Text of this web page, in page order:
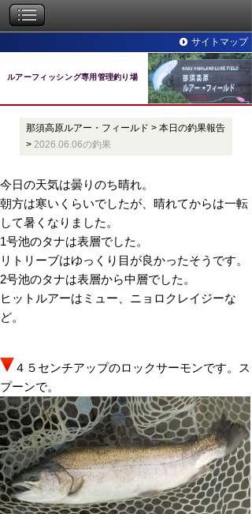
サイトマップ
ルアーフィッシング専用管理釣り場
那須高原ルアー・フィールド > 本日の釣果報告
> 2026.06.06の釣果
今日の天気は曇りのち晴れ。
朝方は寒いくらいでしたが、晴れてからは一転
して暑くなりました。
1号池のタナは表層でした。
リトリーブはゆっくり目が良かったそうです。
2号池のタナは表層から中層でした。
ヒットルアーはミュー、ニョロクレイジーな
ど。
４５センチアップのロックサーモンです。ス
プーンで。